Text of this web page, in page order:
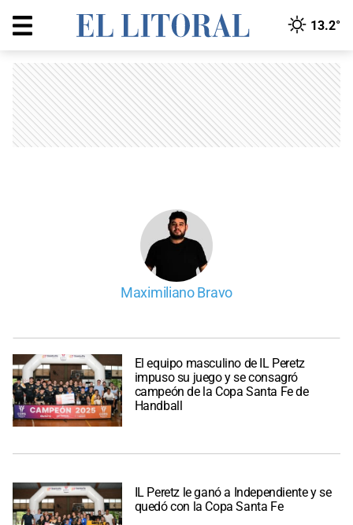
13.2°
Maximiliano Bravo
El equipo masculino de IL Peretz
impuso su juego y se consagró
campeón de la Copa Santa Fe de
Handball
IL Peretz le ganó a Independiente y se
quedó con la Copa Santa Fe